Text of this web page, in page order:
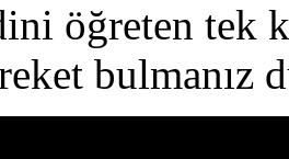
öğreten tek
bulmanız